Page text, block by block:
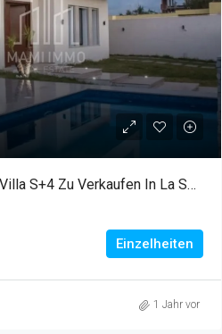
Atemberaubende Villa S+4 Zu Verkaufen In La Soukra - Mit Schwimmbad
Einzelheiten
1 Jahr vor